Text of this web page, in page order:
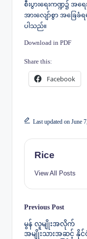
စီးပွားရေးကဏ္ဍ၌ အ
အားလျော်စွာ အခြေခံ
ပါသည်။
Download in PDF
Share this:
Facebook
Last updated on June
Rice
View All Posts
Post
Previous Post
မွန် လူမျိုးအလိုက်
အမျိုးသားအဆင့် နိုင်